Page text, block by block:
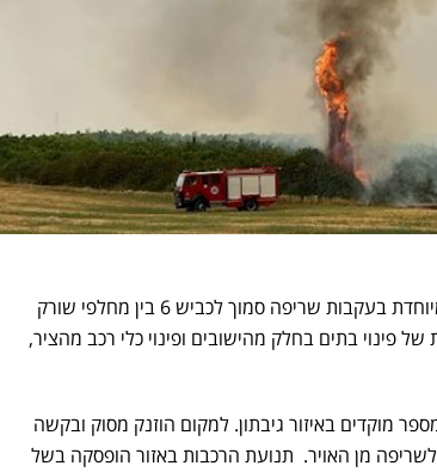
המשטרה סיימה לפני זמן קצר (רביעי) הערכת מצב מיוחדת בעקבות שריפה סמוך לכביש 6 בין מחלפי שורק
בתים בחלק מהישובים ופינוי כלי רכב מהציר,
מוקדים באיזור גיבתון. למקום הוזנק מסוק ובקשה
מן האויר. תנועת הרכבות באזור הופסקה בשל